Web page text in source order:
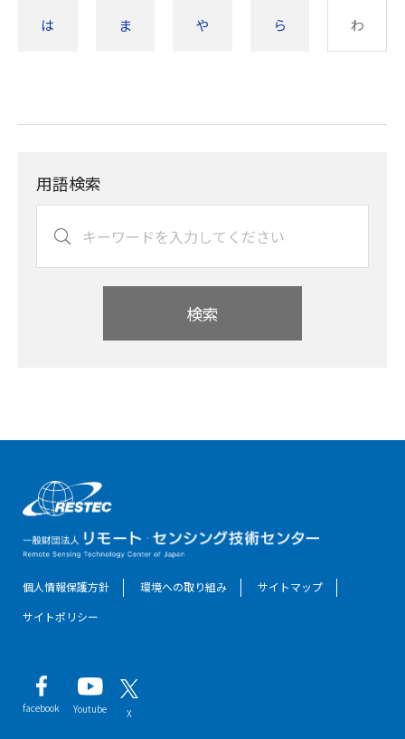
は ま や ら わ
用語検索
検索
個人情報保護方針 環境への取り組み
サイトマップ
サイトポリシー
facebook Youtube X